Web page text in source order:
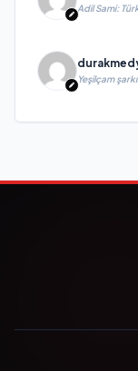
Adil Sami:
Yeşilçam